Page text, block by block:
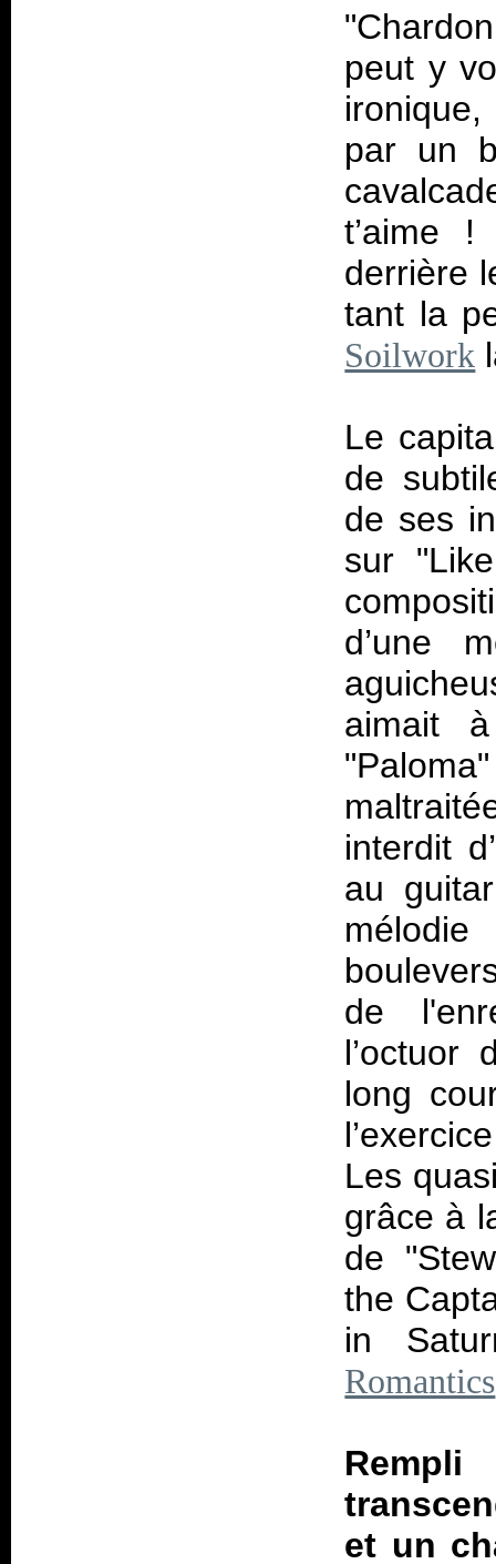
peut y
par un
t’aime
derrière
tant la
Soilwork
Le
de
de ses
sur
d’une
aimait
interdit
au
de
l’octuor
long
Les
grâce à
de
the
in
Romantics
et un